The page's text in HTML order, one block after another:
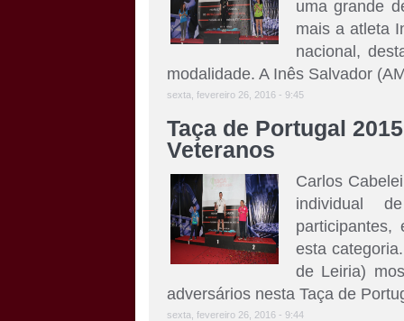
uma grande
mais a atleta
nacional,
modalidade. A Inês Salvador
sexta, fevereiro 26, 2016 - 9:45
Taça de Portugal
Veteranos
Carlos
individual
participantes,
esta
de Leiria)
adversários nesta Taça de
sexta, fevereiro 26, 2016 - 9:44